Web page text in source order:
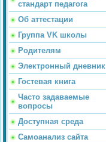
стандарт педагога
Об аттестации
Группа VK школы
Родителям
Электронный дневник
Гостевая книга
Часто задаваемые
вопросы
Доступная среда
Самоанализ сайта